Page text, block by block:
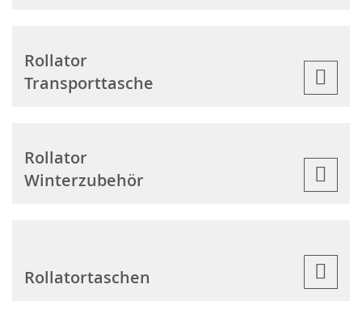
Rollator
Transporttasche
Rollator
Winterzubehör
Rollatortaschen